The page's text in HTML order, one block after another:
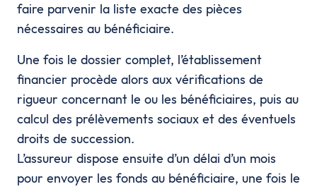
faire parvenir la liste exacte des pièces
nécessaires au bénéficiaire.
Une fois le dossier complet, l’établissement
financier procède alors aux vérifications de
rigueur concernant le ou les bénéficiaires, puis au
calcul des prélèvements sociaux et des éventuels
droits de succession.
L’assureur dispose ensuite d’un délai d’un mois
pour envoyer les fonds au bénéficiaire, une fois le